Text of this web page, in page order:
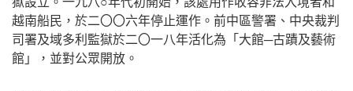
越南船民，於二〇〇六年停止運作。前中區警署、中央裁判
司署及域多利監獄於二〇一八年活化為「大館─古蹟及藝術
館」，並對公眾開放。